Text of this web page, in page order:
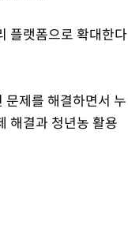
플랫폼으로 확대한다
제를 해결하면서 누
해결과 청년농 활용